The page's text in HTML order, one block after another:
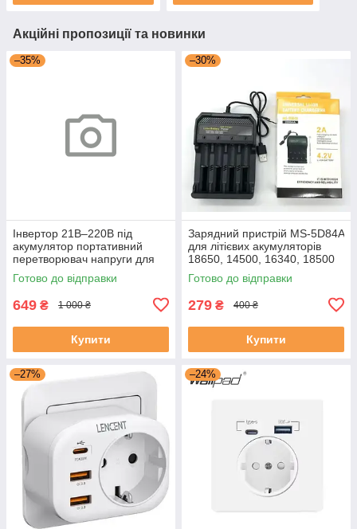
Акційні пропозиції та новинки
–35%
Інвертор 21В–220В під
акумулятор портативний
перетворювач напруги для
зарядки телефону, ноутбука,
планшета
Готово до відправки
649 ₴ 1 000 ₴
Купити
–30%
Зарядний пристрій MS-5D84A
для літієвих акумуляторів
18650, 14500, 16340, 18500
на 4 слоти універсальний
зарядник
Готово до відправки
279 ₴ 400 ₴
Купити
–27% –24%